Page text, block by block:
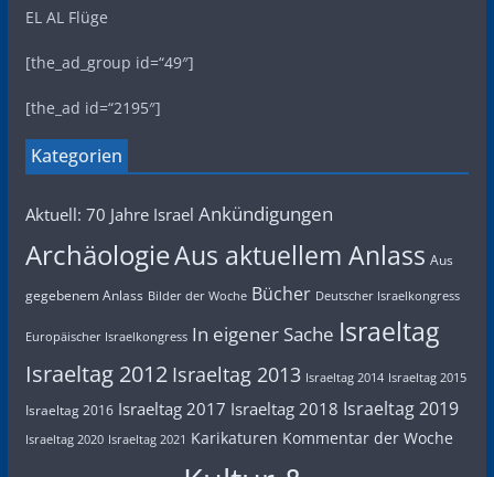
EL AL Flüge
[the_ad_group id=“49″]
[the_ad id=“2195″]
Kategorien
Aktuell: 70 Jahre Israel Ankündigungen
ArchäologieAus aktuellem Anlass Aus
gegebenem Anlass Bilder der Woche Bücher Deutscher Israelkongress
Europäischer Israelkongress In eigener Sache Israeltag
Israeltag 2012 Israeltag 2013 Israeltag 2014 Israeltag 2015
Israeltag 2016 Israeltag 2017 Israeltag 2018 Israeltag 2019
Israeltag 2020 Israeltag 2021 Karikaturen Kommentar der Woche